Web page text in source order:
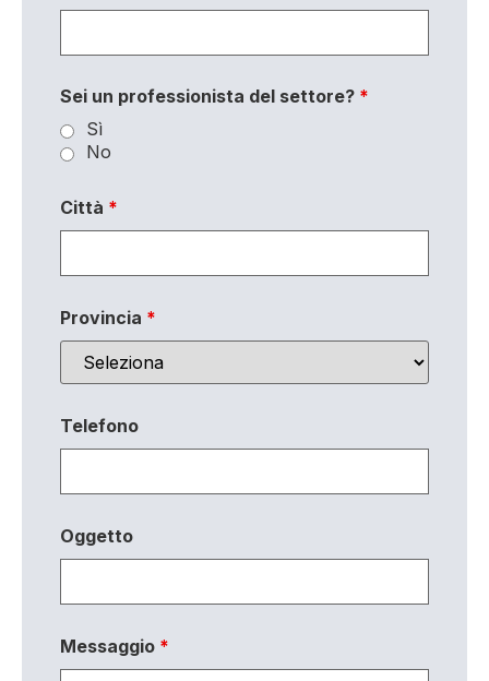
Sei un professionista del settore? *
Sì
No
Città *
Provincia *
Telefono
Oggetto
Messaggio *